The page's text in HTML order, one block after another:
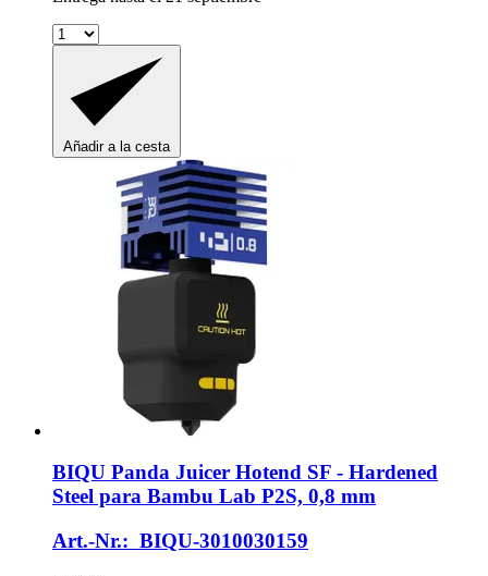
Añadir a la cesta
BIQU Panda Juicer Hotend SF -​ Hardened
Steel para Bambu Lab P2S, 0,8 mm
Art.-Nr.: BIQU-3010030159